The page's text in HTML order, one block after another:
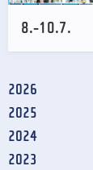
8.-10.7.
2026
2025
2024
2023